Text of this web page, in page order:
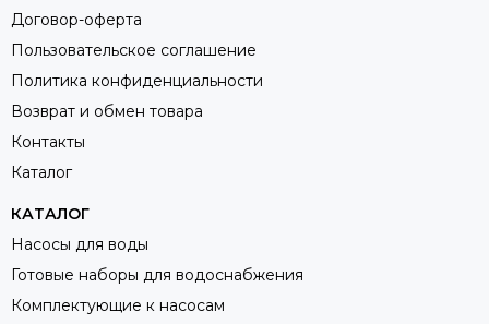
Договор-оферта
Пользовательское соглашение
Политика конфиденциальности
Возврат и обмен товара
Контакты
Каталог
КАТАЛОГ
Насосы для воды
Готовые наборы для водоснабжения
Комплектующие к насосам